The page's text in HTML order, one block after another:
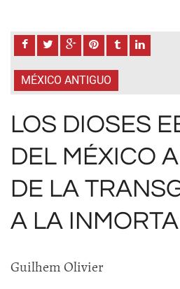
MÉXICO ANTIGUO
LOS DIOSES
DEL MÉXICO
DE LA
A LA
Guilhem Olivier